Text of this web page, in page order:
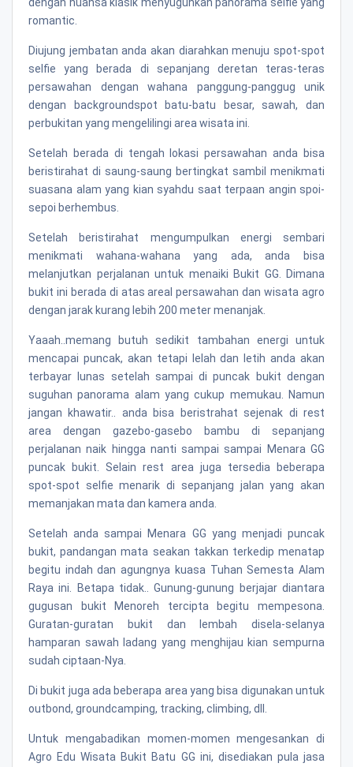
romantic.
Diujung jembatan anda akan diarahkan menuju spot-spot
selfie yang berada di sepanjang deretan teras-teras
persawahan dengan wahana panggung-panggug unik
dengan backgroundspot batu-batu besar, sawah, dan
perbukitan yang mengelilingi area wisata ini.
Setelah berada di tengah lokasi persawahan anda bisa
beristirahat di saung-saung bertingkat sambil menikmati
suasana alam yang kian syahdu saat terpaan angin spoi-
sepoi berhembus.
Setelah beristirahat mengumpulkan energi sembari
menikmati wahana-wahana yang ada, anda bisa
melanjutkan perjalanan untuk menaiki Bukit GG. Dimana
bukit ini berada di atas areal persawahan dan wisata agro
dengan jarak kurang lebih 200 meter menanjak.
Yaaah..memang butuh sedikit tambahan energi untuk
mencapai puncak, akan tetapi lelah dan letih anda akan
terbayar lunas setelah sampai di puncak bukit dengan
suguhan panorama alam yang cukup memukau. Namun
jangan khawatir.. anda bisa beristrahat sejenak di rest
area dengan gazebo-gasebo bambu di sepanjang
perjalanan naik hingga nanti sampai sampai Menara GG
puncak bukit. Selain rest area juga tersedia beberapa
spot-spot selfie menarik di sepanjang jalan yang akan
memanjakan mata dan kamera anda.
Setelah anda sampai Menara GG yang menjadi puncak
bukit, pandangan mata seakan takkan terkedip menatap
begitu indah dan agungnya kuasa Tuhan Semesta Alam
Raya ini. Betapa tidak.. Gunung-gunung berjajar diantara
gugusan bukit Menoreh tercipta begitu mempesona.
Guratan-guratan bukit dan lembah disela-selanya
hamparan sawah ladang yang menghijau kian sempurna
sudah ciptaan-Nya.
Di bukit juga ada beberapa area yang bisa digunakan untuk
outbond, groundcamping, tracking, climbing, dll.
Untuk mengabadikan momen-momen mengesankan di
Agro Edu Wisata Bukit Batu GG ini, disediakan pula jasa